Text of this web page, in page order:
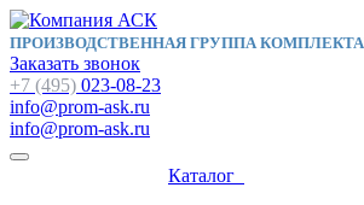
ПРОИЗВОДСТВЕННАЯ ГРУППА
Заказать звонок
+7 (495) 023-08-23
info@prom-ask.ru
info@prom-ask.ru
Каталог